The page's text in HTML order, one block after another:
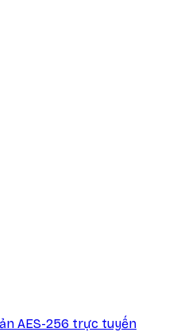
AES-256 trực tuyến